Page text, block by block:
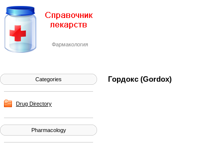
Фармакология
Categories
Drug Directory
Pharmacology
Гордокс (Gordox)